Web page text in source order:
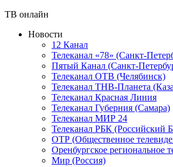
ТВ онлайн
Новости
12 Канал
Телеканал «78» (Санкт-
Пятый Канал (Санкт-
Телеканал ОТВ (Челябинск)
Телеканал ТНВ-Планета
Телеканал Красная Линия
Телеканал Губерния (Самара)
Телеканал МИР 24
Телеканал РБК (Российский
ОТР (Общественное
Оренбургское региональное
Мир (Россия)